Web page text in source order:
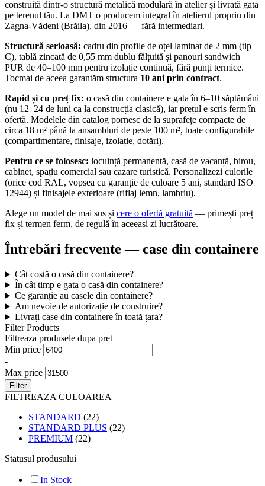
construită dintr-o structură metalică modulară în atelier și livrată gata
pe terenul tău. La DMT o producem integral în atelierul propriu din
Zagna-Vădeni (Brăila), din 2016 — fără intermediari.
Structură serioasă: cadru din profile de oțel laminat de 2 mm (tip
C), tablă zincată de 0,55 mm dublu fălțuită și panouri sandwich
PUR de 40–100 mm pentru izolație continuă, fără punți termice.
Tocmai de aceea garantăm structura 10 ani prin contract.
Rapid și cu preț fix: o casă din containere e gata în 6–10 săptămâni
(nu 12–24 de luni ca la construcția clasică), iar prețul e scris ferm în
ofertă. Modelele din catalog pornesc de la suprafețe compacte de
circa 18 m² până la ansambluri de peste 100 m², toate configurabile
(compartimentare, finisaje, izolație, dotări).
Pentru ce se folosesc: locuință permanentă, casă de vacanță, birou,
cabinet, spațiu comercial sau cazare turistică. Personalizezi culorile
(orice cod RAL, vopsea cu garanție de culoare 5 ani, standard ISO
12944) și finisajele exterioare (riflaj lemn, lambriu).
Alege un model de mai sus și cere o ofertă gratuită — primești preț
fix și termen ferm, de regulă în aceeași zi lucrătoare.
Întrebări frecvente — case din containere
Cât costă o casă din containere?
În cât timp e gata o casă din containere?
Ce garanție au casele din containere?
Am nevoie de autorizație de construire?
Livrați case din containere în toată țara?
Filter Products
Filtreaza produsele dupa pret
Min price
-
Max price
Filter
FILTREAZA CULOAREA
STANDARD (22)
STANDARD PLUS (22)
PREMIUM (22)
Statusul produsului
In Stock